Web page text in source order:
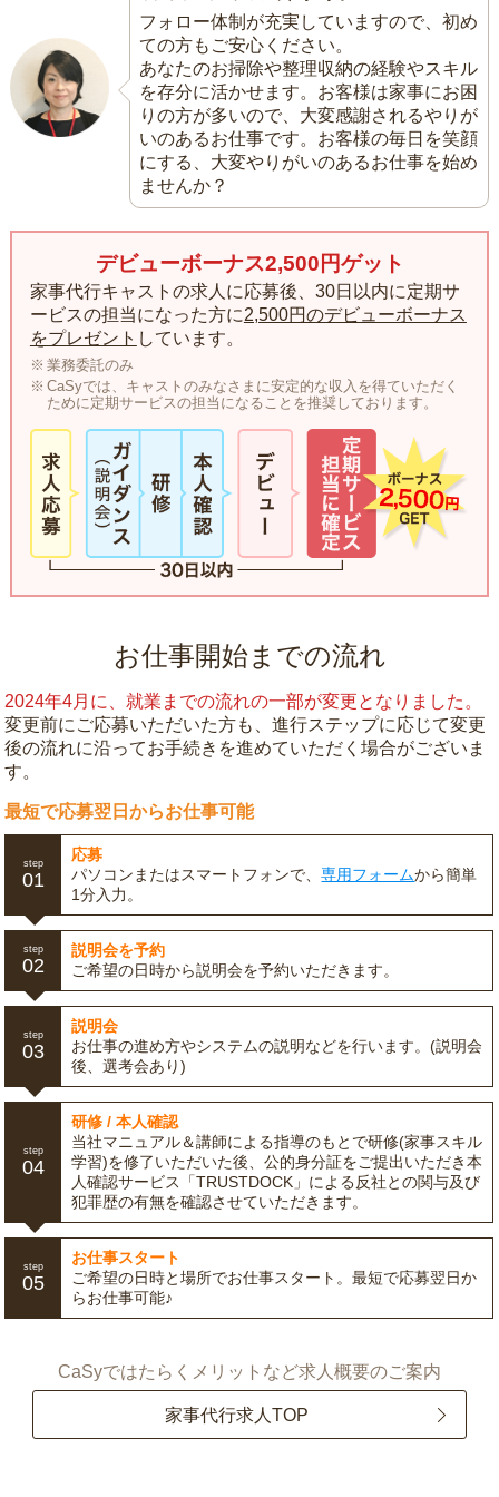
フォロー体制が充実していますので、初め
ての方もご安心ください。
あなたのお掃除や整理収納の経験やスキル
を存分に活かせます。お客様は家事にお困
りの方が多いので、大変感謝されるやりが
いのあるお仕事です。お客様の毎日を笑顔
にする、大変やりがいのあるお仕事を始め
ませんか？
デビューボーナス2,500円ゲット
家事代行キャストの求人に応募後、30日以内に定期サ
ービスの担当になった方に2,500円のデビューボーナス
をプレゼント しています。
業務委託のみ
CaSyでは、キャストのみなさまに安定的な収入を得ていただく
ために定期サービスの担当になることを推奨しております。
お仕事開始までの流れ
2024年4月に、就業までの流れの一部が変更となりました。
変更前にご応募いただいた方も、進行ステップに応じて変更
後の流れに沿ってお手続きを進めていただく場合がございま
す。
最短で応募翌日からお仕事可能
step
01
応募
パソコンまたはスマートフォンで、専用フォームから簡単
1分入力。
step
02
説明会を予約
ご希望の日時から説明会を予約いただきます。
step
03
説明会
お仕事の進め方やシステムの説明などを行います。(説明会
後、選考会あり)
step
04
研修 / 本人確認
当社マニュアル＆講師による指導のもとで研修(家事スキル
学習)を修了いただいた後、公的身分証をご提出いただき本
人確認サービス「TRUSTDOCK」による反社との関与及び
犯罪歴の有無を確認させていただきます。
step
05
お仕事スタート
ご希望の日時と場所でお仕事スタート。最短で応募翌日か
らお仕事可能♪
CaSyではたらくメリットなど求人概要のご案内
家事代行求人TOP